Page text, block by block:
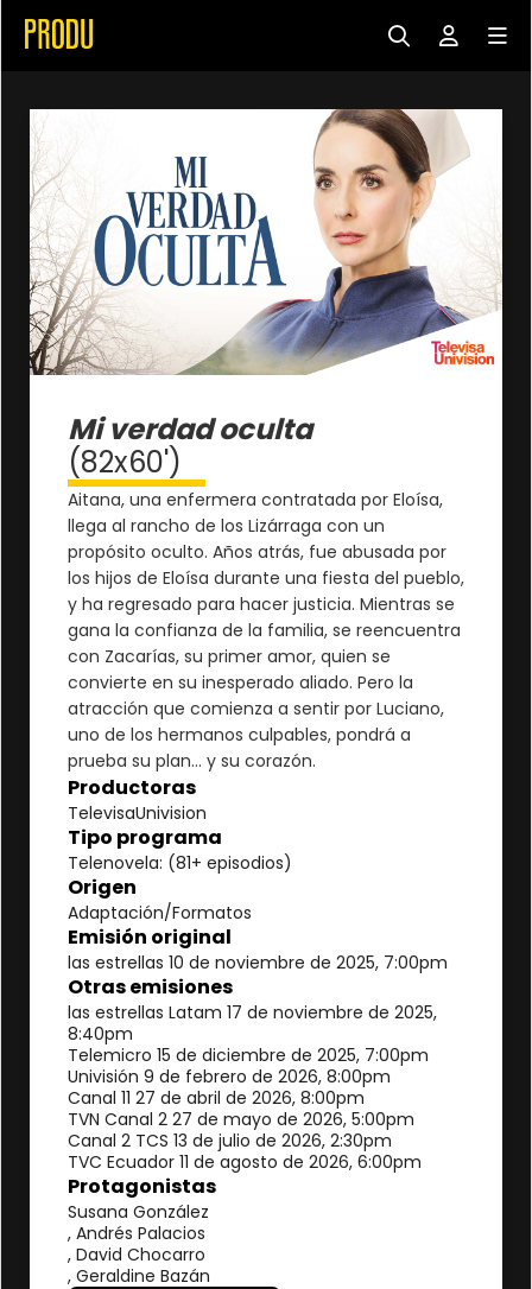
Mi verdad oculta
(82x60')
Aitana, una enfermera contratada por Eloísa,
llega al rancho de los Lizárraga con un
propósito oculto. Años atrás, fue abusada por
los hijos de Eloísa durante una fiesta del pueblo,
y ha regresado para hacer justicia. Mientras se
gana la confianza de la familia, se reencuentra
con Zacarías, su primer amor, quien se
convierte en su inesperado aliado. Pero la
atracción que comienza a sentir por Luciano,
uno de los hermanos culpables, pondrá a
prueba su plan… y su corazón.
Productoras
TelevisaUnivision
Tipo programa
Telenovela: (81+ episodios)
Origen
Adaptación/Formatos
Emisión original
las estrellas 10 de noviembre de 2025, 7:00pm
Otras emisiones
las estrellas Latam 17 de noviembre de 2025,
8:40pm
Telemicro 15 de diciembre de 2025, 7:00pm
Univisión 9 de febrero de 2026, 8:00pm
Canal 11 27 de abril de 2026, 8:00pm
TVN Canal 2 27 de mayo de 2026, 5:00pm
Canal 2 TCS 13 de julio de 2026, 2:30pm
TVC Ecuador 11 de agosto de 2026, 6:00pm
Protagonistas
Susana González
, Andrés Palacios
, David Chocarro
, Geraldine Bazán